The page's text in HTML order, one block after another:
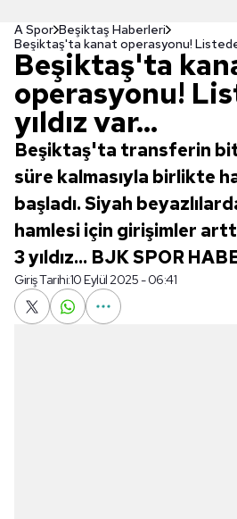
A Spor Beşiktaş Haberleri
Beşiktaş'ta kanat operasyonu! Listede
Beşiktaş'ta
operasyonu!
yıldız var...
Beşiktaş'ta transferin
süre kalmasıyla birlikte
başladı. Siyah
hamlesi için girişimler
3 yıldız... BJK SPOR
Giriş Tarihi:10 Eylül 2025 - 06:41